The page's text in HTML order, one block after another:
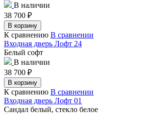
В наличии
38 700 ₽
В корзину
К сравнению В сравнении
Входная дверь Лофт 24
Белый софт
В наличии
38 700 ₽
В корзину
К сравнению В сравнении
Входная дверь Лофт 01
Сандал белый, стекло белое